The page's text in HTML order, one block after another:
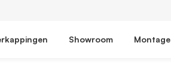
Showroom Montage